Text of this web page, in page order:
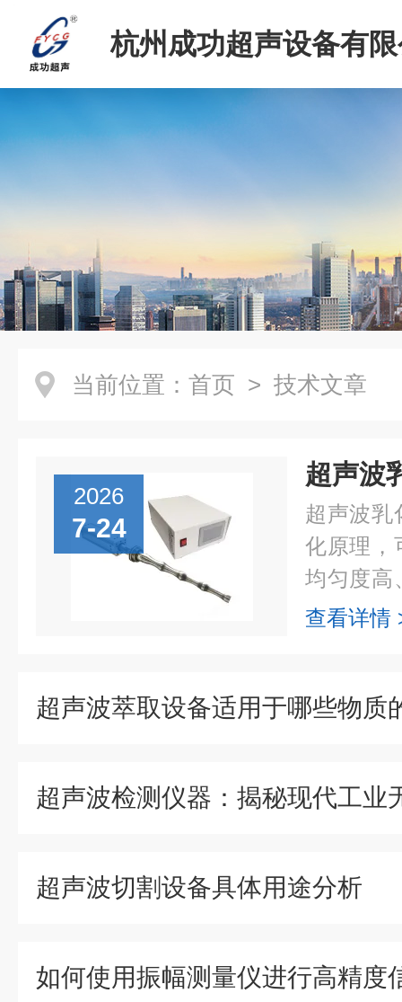
杭州成功超声设备有
当前位置： 首页 > 技术文章
2026
7-24
超声波乳
化原理，
均匀度高
成为精细
查看详情
超声波萃取设备适用于哪些物质
超声波切割设备具体用途分析
如何使用振幅测量仪进行高精度